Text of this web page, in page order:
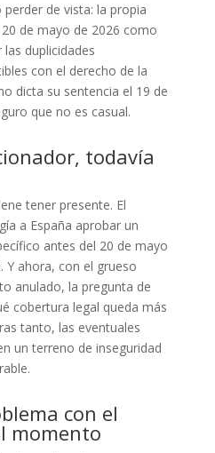
de vista: la propia
de mayo de 2026 como
duplicidades
con el derecho de la
dicta su sentencia el 19 de
que no es casual.
todavía
tener presente. El
a España aprobar un
antes del 20 de mayo
Y ahora, con el grueso
anulado, la pregunta de
cobertura legal queda más
tanto, las eventuales
un terreno de inseguridad
con el
momento